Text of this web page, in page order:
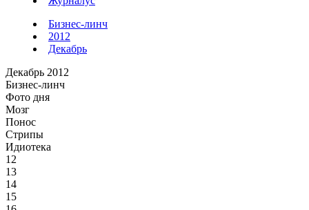
Бизнес-линч
2012
Декабрь
Декабрь 2012
Бизнес-линч
Фото дня
Мозг
Понос
Стрипы
Идиотека
12
13
14
15